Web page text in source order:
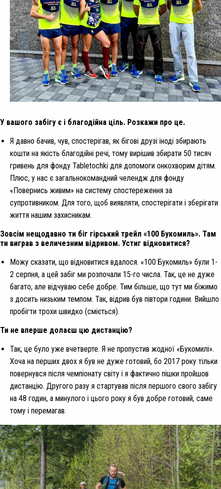
У вашого забігу є і благодійна ціль. Розкажи про це.
Я давно бачив, чув, спостерігав, як бігові друзі іноді збирають
кошти на якість благодійні речі, тому вирішив збирати 50 тисяч
гривень для фонду Tabletochki для допомоги онкохворим дітям.
Плюс, у нас є загальнокомандний челендж для фонду
«Повернись живим» на систему спостереження за
супротивником. Для того, щоб виявляти, спостерігати і зберігати
життя нашим захисникам.
Зовсім нещодавно ти біг гірський трейл «100 Букомиль». Там
ти виграв з величезним відривом. Устиг відновитися?
Можу сказати, що відновитися вдалося. «100 Букомиль» були 1-
2 серпня, а цей забіг ми розпочали 15-го числа. Так, це не дуже
багато, але відчуваю себе добре. Тим більше, що тут ми біжимо
з досить низьким темпом. Так, відрив був півтори години. Вийшло
пробігти трохи швидко (сміється).
Ти не вперше долаєш цю дистанцію?
Так, це було уже вчетверте. Я не пропустив жодної «Букомилі».
Хоча на перших двох я був не дуже готовий, бо 2017 року тільки
повернувся після чемпіонату світу і я фактично пішки пройшов
дистанцію. Другого разу я стартував після першого свого забігу
на 48 годин, а минулого і цього року я був добре готовий, саме
тому і перемагав.